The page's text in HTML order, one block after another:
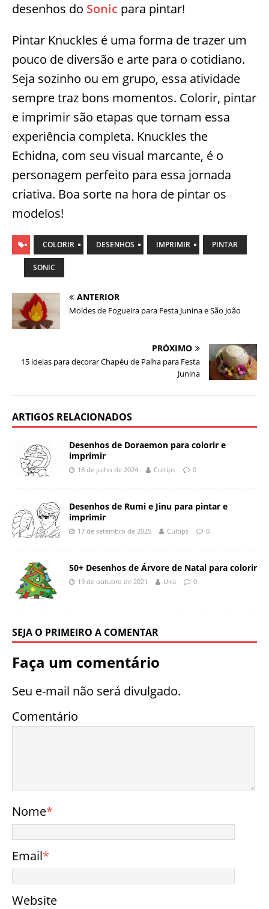
desenhos do Sonic para pintar!
Pintar Knuckles é uma forma de trazer um
pouco de diversão e arte para o cotidiano.
Seja sozinho ou em grupo, essa atividade
sempre traz bons momentos. Colorir, pintar
e imprimir são etapas que tornam essa
experiência completa. Knuckles the
Echidna, com seu visual marcante, é o
personagem perfeito para essa jornada
criativa. Boa sorte na hora de pintar os
modelos!
COLORIR DESENHOS IMPRIMIR PINTAR
SONIC
ANTERIOR
Moldes de Fogueira para Festa Junina e São João
PRÓXIMO
15 ideias para decorar Chapéu de Palha para Festa
Junina
ARTIGOS RELACIONADOS
Desenhos de Doraemon para colorir e
imprimir
18 de julho de 2024 Cultips 0
Desenhos de Rumi e Jinu para pintar e
imprimir
17 de setembro de 2025 Cultips 0
50+ Desenhos de Árvore de Natal para colorir
19 de outubro de 2021 Uira 0
SEJA O PRIMEIRO A COMENTAR
Faça um comentário
Seu e-mail não será divulgado.
Comentário
Nome*
Email*
Website